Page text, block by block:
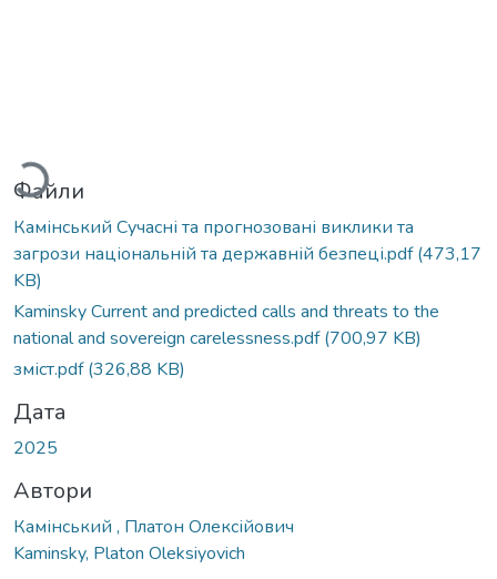
Вантажиться...
Файли
Камінський Сучасні та прогнозовані виклики та
загрози національній та державній безпеці.pdf(473,17
KB)
Kaminsky Current and predicted calls and threats to the
national and sovereign carelessness.pdf(700,97 KB)
зміст.pdf(326,88 KB)
Дата
2025
Автори
Камінський , Платон Олексійович
Kaminsky, Platon Oleksiyovich